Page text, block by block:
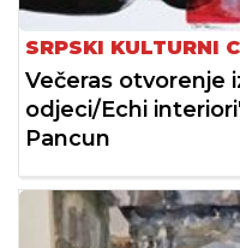
SRPSKI KULTURNI
Večeras otvorenje
odjeci/Echi
Pancun